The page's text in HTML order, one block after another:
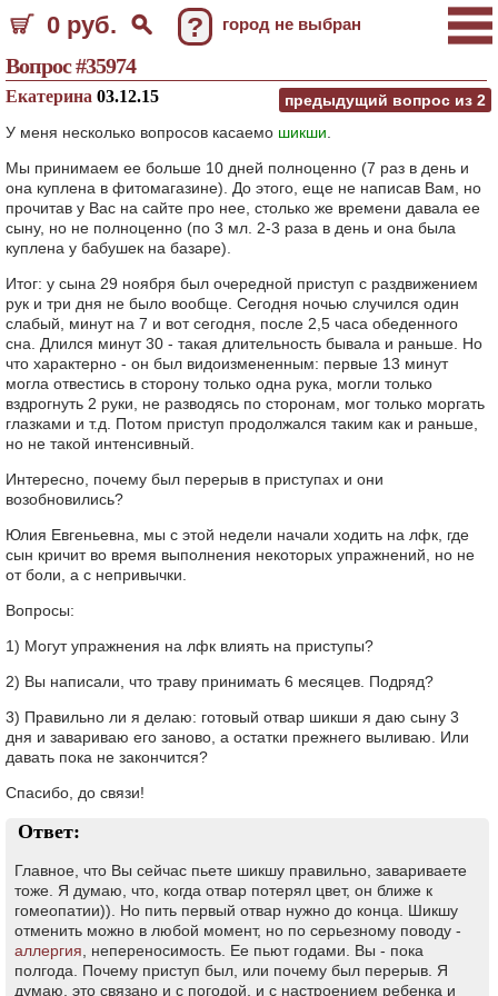
0 руб. ? город не выбран
Вопрос #35974
предыдущий вопрос из 2
Екатерина 03.12.15
У меня несколько вопросов касаемо шикши
Мы принимаем ее больше 10 дней полноценно (7 раз в день и
она куплена в фитомагазине). До этого, еще не написав Вам, но
прочитав у Вас на сайте про нее, столько же времени давала ее
сыну, но не полноценно (по 3 мл. 2-3 раза в день и она была
куплена у бабушек на базаре).
Итог: у сына 29 ноября был очередной приступ с раздвижением
рук и три дня не было вообще. Сегодня ночью случился один
слабый, минут на 7 и вот сегодня, после 2,5 часа обеденного
сна. Длился минут 30 - такая длительность бывала и раньше. Но
что характерно - он был видоизмененным: первые 13 минут
могла отвестись в сторону только одна рука, могли только
вздрогнуть 2 руки, не разводясь по сторонам, мог только моргать
глазками и т.д. Потом приступ продолжался таким как и раньше,
но не такой интенсивный.
Интересно, почему был перерыв в приступах и они
возобновились?
Юлия Евгеньевна, мы с этой недели начали ходить на лфк, где
сын кричит во время выполнения некоторых упражнений, но не
от боли, а с непривычки.
Вопросы:
1) Могут упражнения на лфк влиять на приступы?
2) Вы написали, что траву принимать 6 месяцев. Подряд?
3) Правильно ли я делаю: готовый отвар шикши я даю сыну 3
дня и завариваю его заново, а остатки прежнего выливаю. Или
давать пока не закончится?
Спасибо, до связи!
Ответ:
Главное, что Вы сейчас пьете шикшу правильно, завариваете
тоже. Я думаю, что, когда отвар потерял цвет, он ближе к
гомеопатии)). Но пить первый отвар нужно до конца. Шикшу
отменить можно в любой момент, но по серьезному поводу -
аллергия , непереносимость. Ее пьют годами. Вы - пока
полгода. Почему приступ был, или почему был перерыв. Я
думаю, это связано и с погодой, и с настроением ребенка и